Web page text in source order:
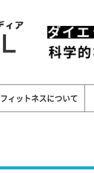
フィットネスについて